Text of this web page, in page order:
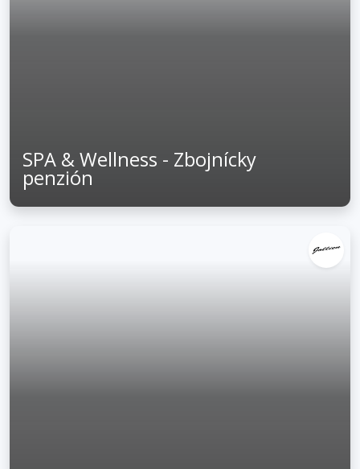
SPA & Wellness - Zbojnícky
penzión